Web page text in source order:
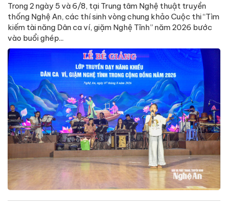
Trong 2 ngày 5 và 6/8, tại Trung tâm Nghệ thuật truyền
thống Nghệ An, các thí sinh vòng chung khảo Cuộc thi “Tìm
kiếm tài năng Dân ca ví, giặm Nghệ Tĩnh” năm 2026 bước
vào buổi ghép...